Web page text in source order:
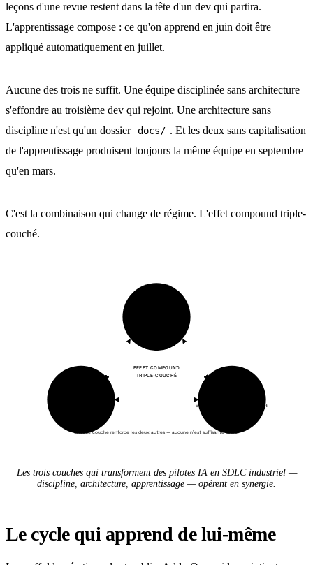
leçons d'une revue restent dans la tête d'un dev qui partira.
L'apprentissage compose : ce qu'on apprend en juin doit être
appliqué automatiquement en juillet.
Aucune des trois ne suffit. Une équipe disciplinée sans architecture
s'effondre au troisième dev qui rejoint. Une architecture sans
discipline n'est qu'un dossier docs/ . Et les deux sans capitalisation
de l'apprentissage produisent toujours la même équipe en septembre
qu'en mars.
C'est la combinaison qui change de régime. L'effet compound triple-
couché.
cycle complet, gate par gate
cycle suivant démarre plus haut
EFFET COMPOUND
TRIPLE-COUCHÉ
Chaque couche renforce les deux autres — aucune n'est suffisante seule.
Les trois couches qui transforment des pilotes IA en SDLC industriel —
discipline, architecture, apprentissage — opèrent en synergie.
Le cycle qui apprend de lui-même